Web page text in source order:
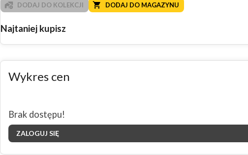
DODAJ DO KOLEKCJI DODAJ DO MAGAZYNU
Najtaniej kupisz
Wykres cen
Brak dostępu!
ZALOGUJ SIĘ